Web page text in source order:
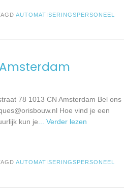
AUTOMATISERINGSPERSONEEL
78 1013 CN Amsterdam Bel ons
Hoe vind je een
kun je ... Verder lezen
AUTOMATISERINGSPERSONEEL